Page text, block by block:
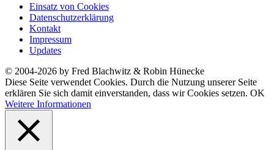
Einsatz von Cookies
Datenschutzerklärung
Kontakt
Impressum
Updates
© 2004-2026 by Fred Blachwitz & Robin Hünecke
Diese Seite verwendet Cookies. Durch die Nutzung unserer Seite
erklären Sie sich damit einverstanden, dass wir Cookies setzen. OK
Weitere Informationen